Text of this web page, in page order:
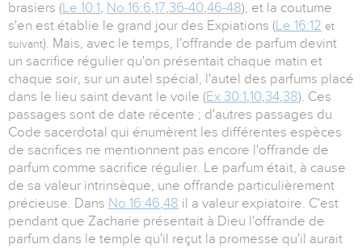
brasiers (Le 10:1, No 16:6,17,36-40,46-48), et la coutume
s'en est établie le grand jour des Expiations (Le 16:12 et
suivant). Mais, avec le temps, l'offrande de parfum devint
un sacrifice régulier qu'on présentait chaque matin et
chaque soir, sur un autel spécial, l'autel des parfums placé
dans le lieu saint devant le voile (Ex 30:1,10,34,38). Ces
passages sont de date récente ; d'autres passages du
Code sacerdotal qui énumèrent les différentes espèces
de sacrifices ne mentionnent pas encore l'offrande de
parfum comme sacrifice régulier. Le parfum était, à cause
de sa valeur intrinsèque, une offrande particulièrement
précieuse. Dans No 16:46,48 il a valeur expiatoire. C'est
pendant que Zacharie présentait à Dieu l'offrande de
parfum dans le temple qu'il reçut la promesse qu'il aurait